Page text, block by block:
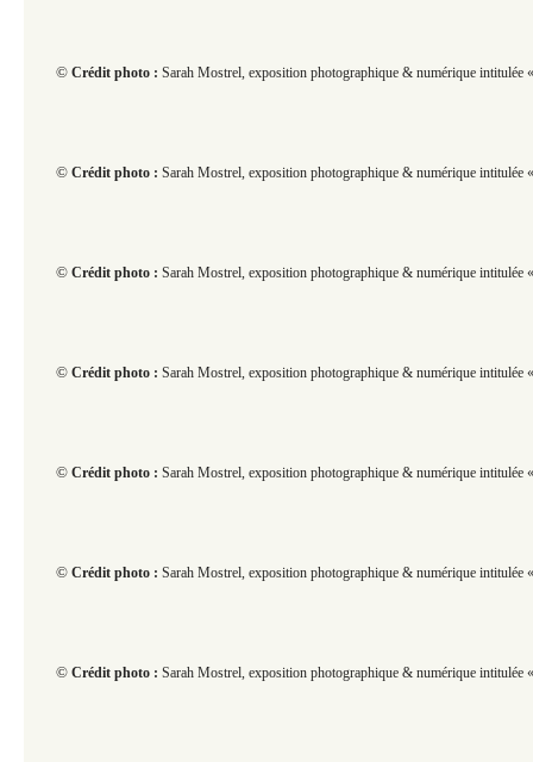
© Crédit photo : Sarah Mostrel, exposition photographique & numérique intitulée
© Crédit photo : Sarah Mostrel, exposition photographique & numérique intitulée
© Crédit photo : Sarah Mostrel, exposition photographique & numérique intitulée
© Crédit photo : Sarah Mostrel, exposition photographique & numérique intitulée
© Crédit photo : Sarah Mostrel, exposition photographique & numérique intitulée
© Crédit photo : Sarah Mostrel, exposition photographique & numérique intitulée
© Crédit photo : Sarah Mostrel, exposition photographique & numérique intitulée